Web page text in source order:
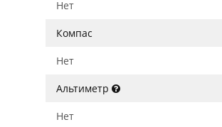
Нет
Компас
Нет
Альтиметр
Нет